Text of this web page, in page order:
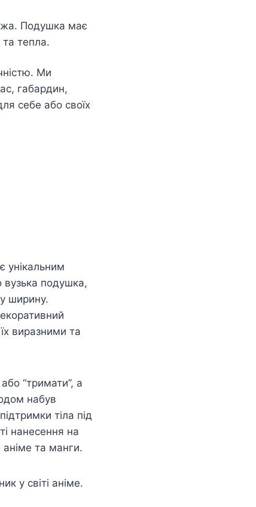
Подушка має
та тепла.
Ми
габардин,
себе або своїх
унікальним
вузька подушка,
ширину.
виразними та
“тримати”, а
набув
тіла під
нанесення на
аніме та манги.
у світі аніме.